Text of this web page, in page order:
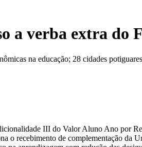
a verba extra do
na educação; 28 cidades
III do Valor Aluno Ano por
o recebimento de complementação da